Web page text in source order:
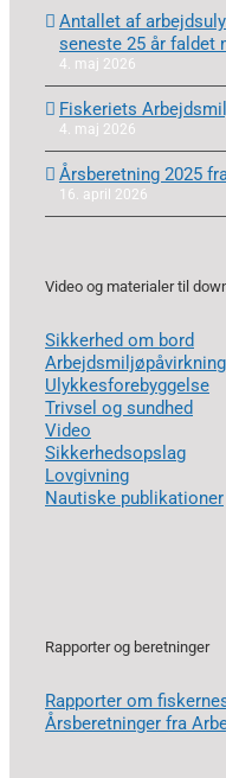
Antallet af
seneste 25 år faldet
4. maj 2026
Fiskeriets
4. maj 2026
Årsberetning 2025
16. april 2026
Video og materialer til
Sikkerhed om bord
Arbejdsmiljøpåvirkning
Ulykkesforebyggelse
Trivsel og sundhed
Video
Sikkerhedsopslag
Lovgivning
Nautiske publikationer
Rapporter og beretninger
Rapporter om
Årsberetninger fra